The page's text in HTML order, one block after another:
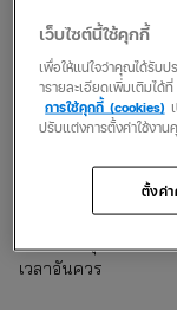
เช็กลมยางสม่ำเส
รถที่ลมยางอ่อนนอ
เปลืองเชื้อเพลิงมาก
หลีกเลี่ยงเส้นทา
หลีกเลี่ยงการขับขี่
เวลาอันควร
เว็บไซต์นี้ใช้คุกกี้
เพื่อให้แน่ใจว่าคุณได้รับ
ารายละเอียดเพิ่มเติมได้ที่
การใช้คุกกี้ (cookies)
ปรับแต่งการตั้งค่าใช้งา
ตั้งค่